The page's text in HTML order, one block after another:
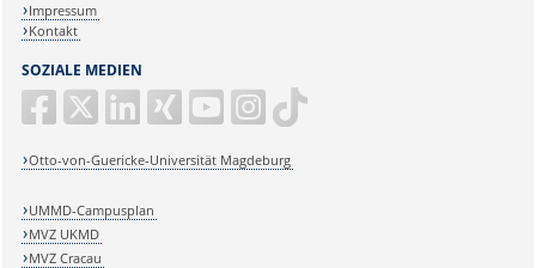
SOZIALE MEDIEN
Otto-von-Guericke-Universität Magdeburg
Impressum
Kontakt
UMMD-Campusplan
MVZ UKMD
MVZ Cracau